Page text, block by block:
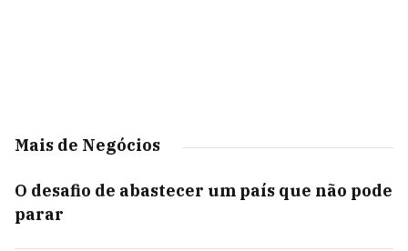
Mais de Negócios
O desafio de abastecer um país que não pode
parar